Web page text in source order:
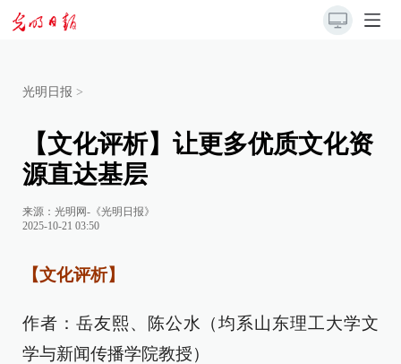
光明日报 >
【文化评析】让更多优质文化资
源直达基层
来源： 光明网-《光明日报》
2025-10-21 03:50
【文化评析】
作者：岳友熙、陈公水（均系山东理工大学文
学与新闻传播学院教授）